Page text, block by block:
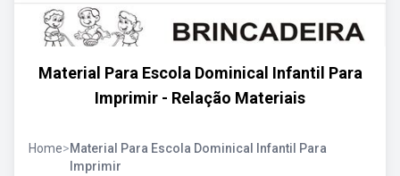
Material Para Escola Dominical Infantil Para
Imprimir - Relação Materiais
Home>Material Para Escola Dominical Infantil Para
Imprimir